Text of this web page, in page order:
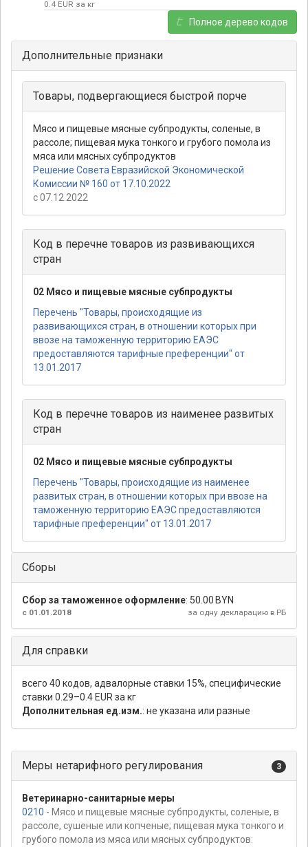
0.4 EUR за кг
Полное дерево кодов
Дополнительные признаки
Товары, подвергающиеся быстрой порче
Мясо и пищевые мясные субпродукты, соленые, в
рассоле; пищевая мука тонкого и грубого помола из
мяса или мясных субпродуктов
Решение Совета Евразийской Экономической
Комиссии № 160 от 17.10.2022
с 07.12.2022
Код в перечне товаров из развивающихся
стран
02 Мясо и пищевые мясные субпродукты
Перечень "Товары, происходящие из
развивающихся стран, в отношении которых при
ввозе на таможенную территорию ЕАЭС
предоставляются тарифные преференции" от
13.01.2017
Код в перечне товаров из наименее развитых
стран
02 Мясо и пищевые мясные субпродукты
Перечень "Товары, происходящие из наименее
развитых стран, в отношении которых при ввозе на
таможенную территорию ЕАЭС предоставляются
тарифные преференции" от 13.01.2017
Сборы
Сбор за таможенное оформление: 50.00 BYN
за одну декларацию в РБ
с 01.01.2018
Для справки
всего 40 кодов, адвалорные ставки 15%, специфические
ставки 0.29–0.4 EUR за кг
Дополнительная ед.изм.: не указана или разные
Меры нетарифного регулирования 3
Ветеринарно-санитарные меры
0210 - Мясо и пищевые мясные субпродукты, соленые, в
рассоле, сушеные или копченые; пищевая мука тонкого и
грубого помола из мяса или мясных субпродуктов: